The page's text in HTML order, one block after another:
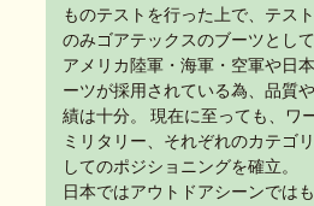
ものテストを行った上で、テス
のみゴアテックスのブーツとして
アメリカ陸軍・海軍・空軍や日
ーツが採用されている為、品質
績は十分。 現在に至っても、ワ
ミリタリー、それぞれのカテゴ
してのポジショニングを確立。
日本ではアウトドアシーンでは